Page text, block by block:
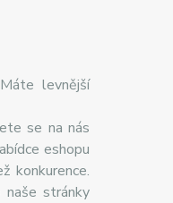
levnější
se na nás
eshopu
konkurence.
stránky